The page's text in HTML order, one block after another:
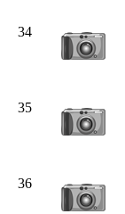
34
35
36